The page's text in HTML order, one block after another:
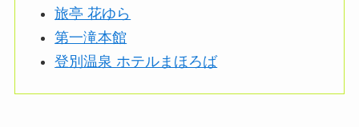
旅亭 花ゆら
第一滝本館
​登別温泉 ホテルまほろば